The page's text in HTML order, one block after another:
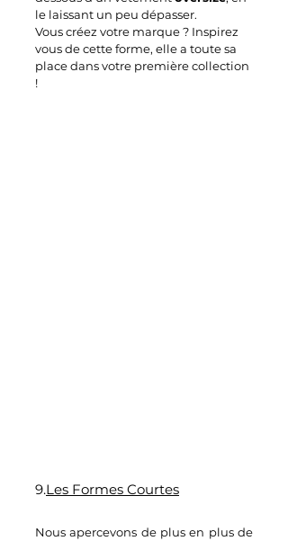
le laissant un peu dépasser.
Vous créez votre marque ? Inspirez
vous de cette forme, elle a toute sa
place dans votre première collection
!
9.Les Formes Courtes
Nous apercevons de plus en plus de